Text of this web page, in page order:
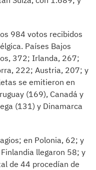
984 votos recibidos
Países Bajos
372; Irlanda, 267;
222; Austria, 207; y
se emitieron en
(169), Canadá y
(131) y Dinamarca
en Polonia, 62; y
llegaron 58; y
de 44 procedían de